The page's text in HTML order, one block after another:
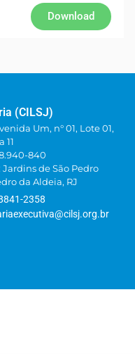
Download
(CILSJ)
Um, n° 01, Lote 01,
11
840
Jardins de São Pedro
da Aldeia, RJ
2358